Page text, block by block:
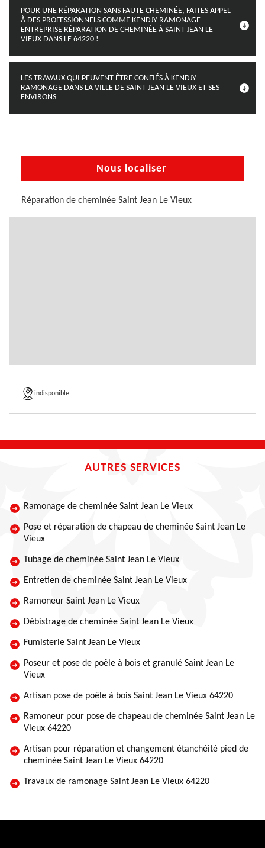
POUR UNE RÉPARATION SANS FAUTE CHEMINÉE, FAITES APPEL
À DES PROFESSIONNELS COMME KENDJY RAMONAGE
ENTREPRISE RÉPARATION DE CHEMINÉE À SAINT JEAN LE
VIEUX DANS LE 64220 !
LES TRAVAUX QUI PEUVENT ÊTRE CONFIÉS À KENDJY
RAMONAGE DANS LA VILLE DE SAINT JEAN LE VIEUX ET SES
ENVIRONS
Nous localiser
Réparation de cheminée Saint Jean Le Vieux
indisponible
AUTRES SERVICES
Ramonage de cheminée Saint Jean Le Vieux
Pose et réparation de chapeau de cheminée Saint Jean Le
Vieux
Tubage de cheminée Saint Jean Le Vieux
Entretien de cheminée Saint Jean Le Vieux
Ramoneur Saint Jean Le Vieux
Débistrage de cheminée Saint Jean Le Vieux
Fumisterie Saint Jean Le Vieux
Poseur et pose de poêle à bois et granulé Saint Jean Le
Vieux
Artisan pose de poêle à bois Saint Jean Le Vieux 64220
Ramoneur pour pose de chapeau de cheminée Saint Jean Le
Vieux 64220
Artisan pour réparation et changement étanchéité pied de
cheminée Saint Jean Le Vieux 64220
Travaux de ramonage Saint Jean Le Vieux 64220